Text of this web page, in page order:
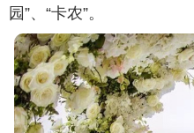
园”、“卡农”。